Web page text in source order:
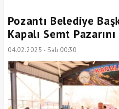
Pozantı Belediye
Kapalı Semt
04.02.2025 - Salı 00:30